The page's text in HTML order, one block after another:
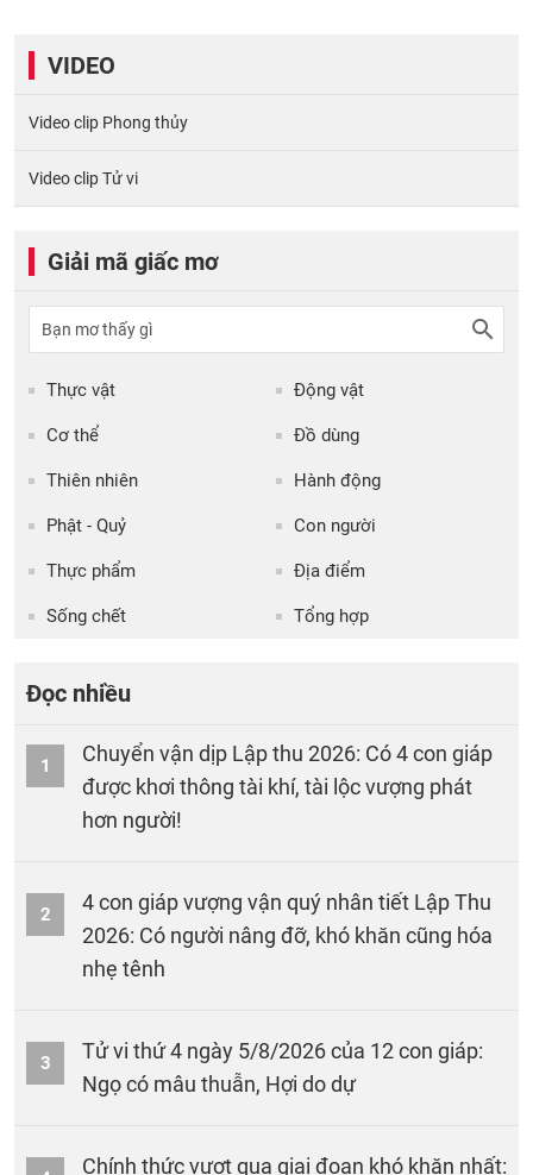
VIDEO
Video clip Phong thủy
Video clip Tử vi
Giải mã giấc mơ
Thực vật Động vật
Cơ thể Đồ dùng
Thiên nhiên Hành động
Phật - Quỷ Con người
Thực phẩm Địa điểm
Sống chết Tổng hợp
Đọc nhiều
1
Chuyển vận dịp Lập thu 2026: Có 4 con giáp
được khơi thông tài khí, tài lộc vượng phát
hơn người!
2
4 con giáp vượng vận quý nhân tiết Lập Thu
2026: Có người nâng đỡ, khó khăn cũng hóa
nhẹ tênh
3
Tử vi thứ 4 ngày 5/8/2026 của 12 con giáp:
Ngọ có mâu thuẫn, Hợi do dự
Chính thức vượt qua giai đoạn khó khăn nhất: